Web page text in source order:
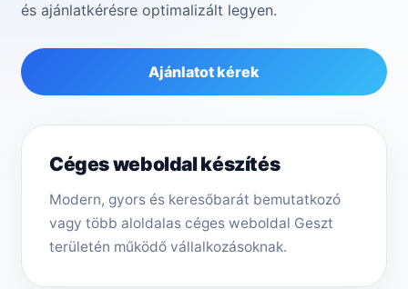
és ajánlatkérésre optimalizált legyen.
Ajánlatot kérek
Céges weboldal készítés
Modern, gyors és keresőbarát bemutatkozó
vagy több aloldalas céges weboldal Geszt
területén működő vállalkozásoknak.